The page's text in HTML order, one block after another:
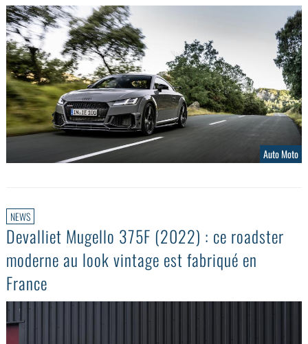
Auto Moto
NEWS
Devalliet Mugello 375F (2022) : ce roadster
moderne au look vintage est fabriqué en
France